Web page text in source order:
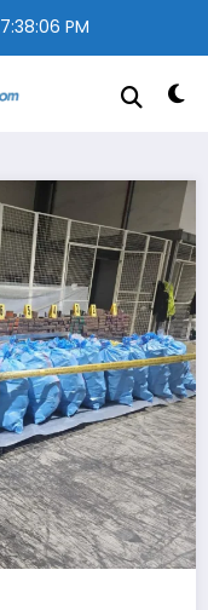
7:38:07 PM